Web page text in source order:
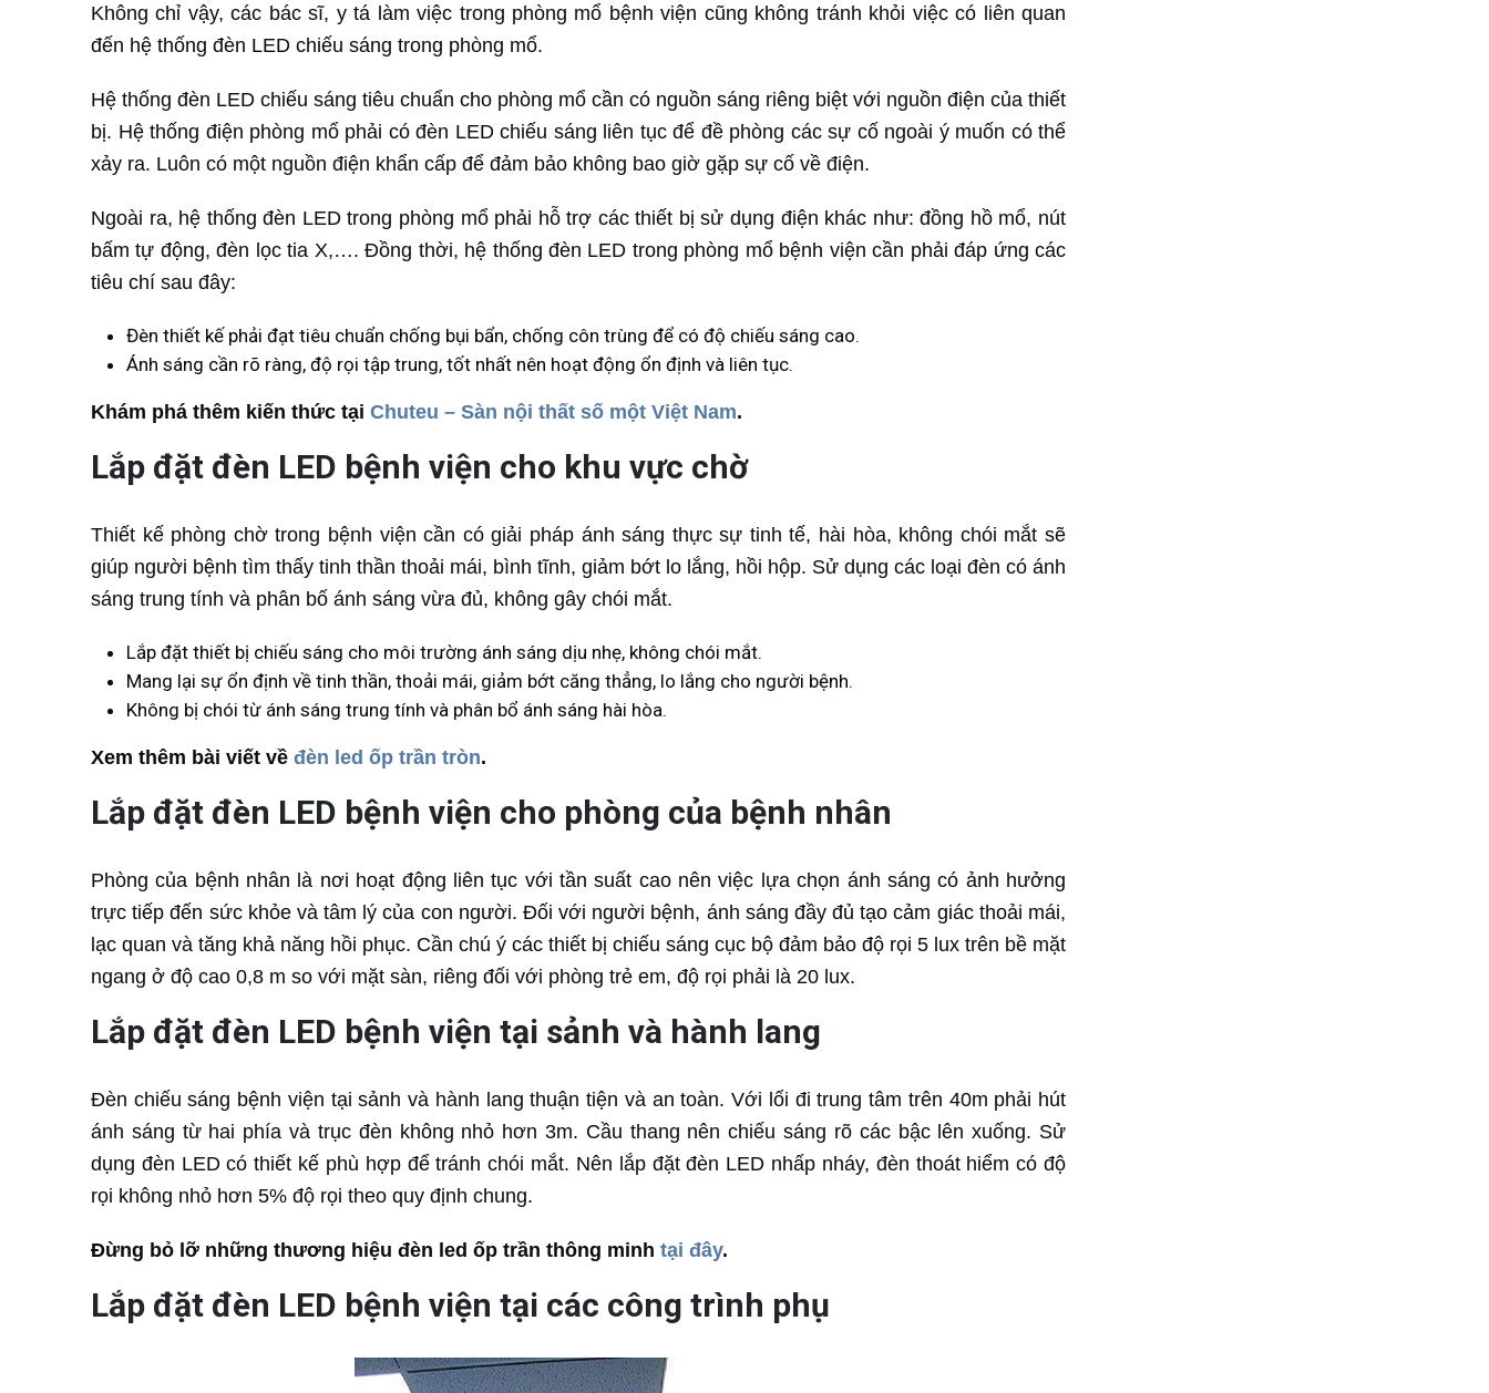
Không chỉ vậy, các bác sĩ, y tá làm việc trong phòng mổ bệnh viện cũng không tránh khỏi việc có liên quan
đến hệ thống đèn LED chiếu sáng trong phòng mổ.
Hệ thống đèn LED chiếu sáng tiêu chuẩn cho phòng mổ cần có nguồn sáng riêng biệt với nguồn điện của thiết
bị. Hệ thống điện phòng mổ phải có đèn LED chiếu sáng liên tục để đề phòng các sự cố ngoài ý muốn có thể
xảy ra. Luôn có một nguồn điện khẩn cấp để đảm bảo không bao giờ gặp sự cố về điện.
Ngoài ra, hệ thống đèn LED trong phòng mổ phải hỗ trợ các thiết bị sử dụng điện khác như: đồng hồ mổ, nút
bấm tự động, đèn lọc tia X,…. Đồng thời, hệ thống đèn LED trong phòng mổ bệnh viện cần phải đáp ứng các
tiêu chí sau đây:
Đèn thiết kế phải đạt tiêu chuẩn chống bụi bẩn, chống côn trùng để có độ chiếu sáng cao.
Ánh sáng cần rõ ràng, độ rọi tập trung, tốt nhất nên hoạt động ổn định và liên tục.
Khám phá thêm kiến thức tại Chuteu – Sàn nội thất số một Việt Nam.
Lắp đặt đèn LED bệnh viện cho khu vực chờ
Thiết kế phòng chờ trong bệnh viện cần có giải pháp ánh sáng thực sự tinh tế, hài hòa, không chói mắt sẽ
giúp người bệnh tìm thấy tinh thần thoải mái, bình tĩnh, giảm bớt lo lắng, hồi hộp. Sử dụng các loại đèn có ánh
sáng trung tính và phân bố ánh sáng vừa đủ, không gây chói mắt.
Lắp đặt thiết bị chiếu sáng cho môi trường ánh sáng dịu nhẹ, không chói mắt.
Mang lại sự ổn định về tinh thần, thoải mái, giảm bớt căng thẳng, lo lắng cho người bệnh.
Không bị chói từ ánh sáng trung tính và phân bổ ánh sáng hài hòa.
Xem thêm bài viết về đèn led ốp trần tròn.
Lắp đặt đèn LED bệnh viện cho phòng của bệnh nhân
Phòng của bệnh nhân là nơi hoạt động liên tục với tần suất cao nên việc lựa chọn ánh sáng có ảnh hưởng
trực tiếp đến sức khỏe và tâm lý của con người. Đối với người bệnh, ánh sáng đầy đủ tạo cảm giác thoải mái,
lạc quan và tăng khả năng hồi phục. Cần chú ý các thiết bị chiếu sáng cục bộ đảm bảo độ rọi 5 lux trên bề mặt
ngang ở độ cao 0,8 m so với mặt sàn, riêng đối với phòng trẻ em, độ rọi phải là 20 lux.
Lắp đặt đèn LED bệnh viện tại sảnh và hành lang
Đèn chiếu sáng bệnh viện tại sảnh và hành lang thuận tiện và an toàn. Với lối đi trung tâm trên 40m phải hút
ánh sáng từ hai phía và trục đèn không nhỏ hơn 3m. Cầu thang nên chiếu sáng rõ các bậc lên xuống. Sử
dụng đèn LED có thiết kế phù hợp để tránh chói mắt. Nên lắp đặt đèn LED nhấp nháy, đèn thoát hiểm có độ
rọi không nhỏ hơn 5% độ rọi theo quy định chung.
Đừng bỏ lỡ những thương hiệu đèn led ốp trần thông minh tại đây.
Lắp đặt đèn LED bệnh viện tại các công trình phụ